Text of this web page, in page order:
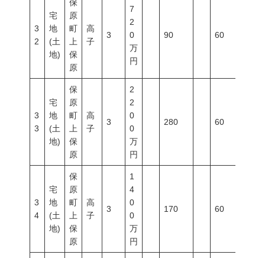
3
2
宅
地
(土
地)
保
原
町
上
保
原
高
子
3
7
2
0
万
円
90 60
3
3
宅
地
(土
地)
保
原
町
上
保
原
高
子
3
2
2
0
0
万
円
280 60
3
4
宅
地
(土
地)
保
原
町
上
保
原
高
子
3
1
4
0
0
万
円
170 60